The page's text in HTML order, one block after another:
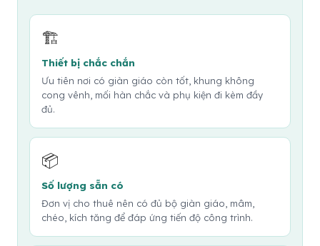
🏗️
Thiết bị chắc chắn
Ưu tiên nơi có giàn giáo còn tốt, khung không
cong vênh, mối hàn chắc và phụ kiện đi kèm đầy
đủ.
📦
Số lượng sẵn có
Đơn vị cho thuê nên có đủ bộ giàn giáo, mâm,
chéo, kích tăng để đáp ứng tiến độ công trình.